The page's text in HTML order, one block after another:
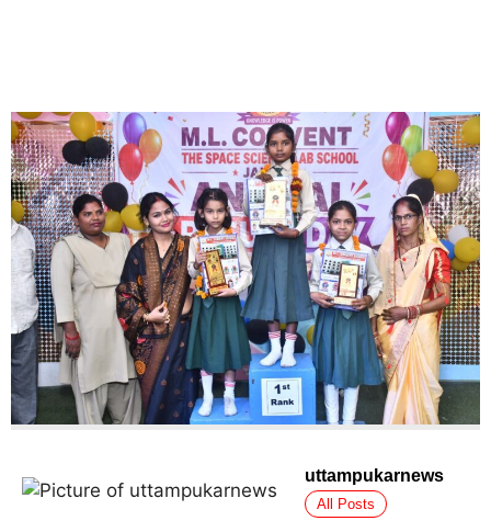
uttampukarnews
All Posts